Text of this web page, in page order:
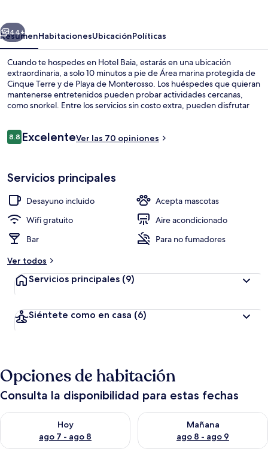
Siguiente
44+
ResumenHabitacionesUbicaciónPolíticas
Cuando te hospedes en Hotel Baia, estarás en una ubicación
extraordinaria, a solo 10 minutos a pie de Área marina protegida de
Cinque Terre y de Playa de Monterosso. Los huéspedes que quieran
mantenerse entretenidos pueden probar actividades cercanas,
como snorkel. Entre los servicios sin costo extra, pueden disfrutar
Opiniones
8.88.8 de 10,
ExcelenteVer las 70 opiniones
Servicios principales
Desayuno incluido
Acepta mascotas
Wifi gratuito
Aire acondicionado
Bar
Para no fumadores
Ver todos
Servicios principales (9)
Siéntete como en casa (6)
Opciones de habitación
Consulta la disponibilidad para estas fechas
Hoy
ago 7 - ago 8
Consulta la disponibilidad para hoy ago 7 - ago 8
Mañana
ago 8 - ago 9
Consulta la disponibilidad